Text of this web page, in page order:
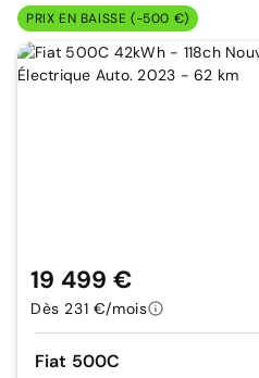
PRIX EN BAISSE (-500 €)
Fiat 500C
19 499 €
Dès 231 €/mois